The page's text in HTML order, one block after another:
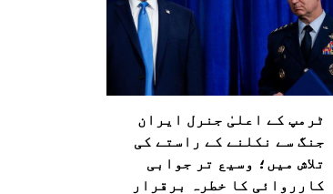
ٹرمپ کے اعلیٰ جنرل ایران
جنگ سے نکلنے کے راستے کی
تلاش میں؛ وسیع تر جوابی
کارروائی کا خطرہ برقرار